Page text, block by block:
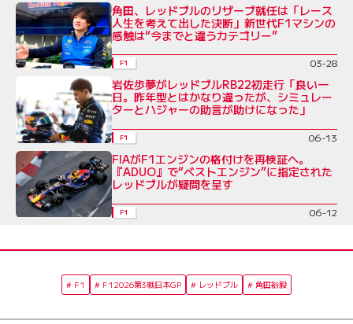
角田、レッドブルのリザーブ就任は「レース
人生を考えて出した決断」新世代F1マシンの
感触は“今までと違うカテゴリー”
F1 03-28
岩佐歩夢がレッドブルRB22初走行「良い一
日。昨年型とはかなり違ったが、シミュレー
ターとハジャーの助言が助けになった」
F1 06-13
FIAがF1エンジンの格付けを再検証へ。
『ADUO』で“ベストエンジン”に指定された
レッドブルが疑問を呈す
F1 06-12
F1 F12026第3戦日本GP レッドブル 角田裕毅